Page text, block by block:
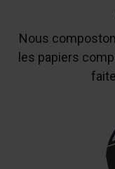
Nous
les papiers